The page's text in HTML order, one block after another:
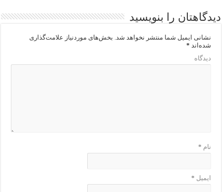
دیدگاهتان را بنویسید
نشانی ایمیل شما منتشر نخواهد شد. بخش‌های موردنیاز علامت‌گذاری
شده‌اند *
دیدگاه
نام *
ایمیل *